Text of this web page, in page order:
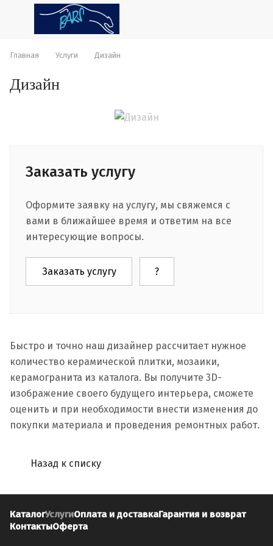
Главная Услуги Дизайн
Дизайн
Заказать услугу
Оформите заявку на услугу, мы свяжемся с
вами в ближайшее время и ответим на все
интересующие вопросы.
Заказать услугу ?
Быстро и точно наш дизайнер рассчитает нужное
количество керамической плитки, мозаики,
керамогранита из каталога. Вы получите 3D-
изображение своего будущего интерьера, сможете
оценить и при необходимости внести изменения до
покупки материала и проведения ремонтных работ.
Назад к списку
КаталогУслугиОплата и доставкаГарантия и возврат
КонтактыОферта